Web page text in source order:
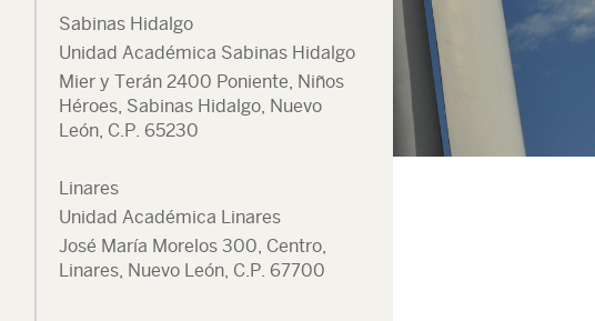
Sabinas Hidalgo
Unidad Académica Sabinas Hidalgo
Mier y Terán 2400 Poniente, Niños
Héroes, Sabinas Hidalgo, Nuevo
León, C.P. 65230
Linares
Unidad Académica Linares
José María Morelos 300, Centro,
Linares, Nuevo León, C.P. 67700